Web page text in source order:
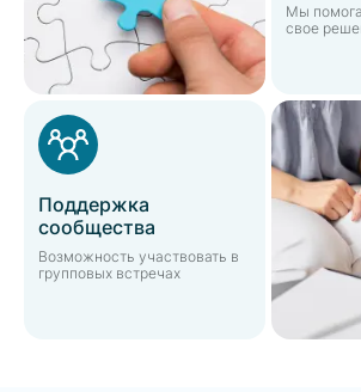
Мы
свое
Поддержка
сообщества
Возможность участвовать в
групповых встречах